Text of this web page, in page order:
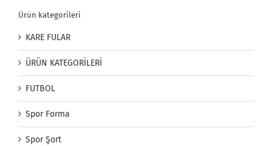
Ürün kategorileri
KARE FULAR
ÜRÜN KATEGORİLERİ
FUTBOL
Spor Forma
Spor Şort